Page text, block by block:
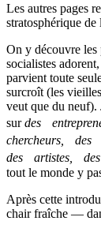
Les autres pages
stratosphérique de
On y découvre les
socialistes
parvient toute
surcroît (les
veut que du neuf).
surdes
chercheurs,
des artistes,
tout le monde y
Après cette
chair fraîche —